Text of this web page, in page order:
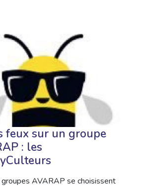
feux sur un groupe
: les
AVARAP se choisissent